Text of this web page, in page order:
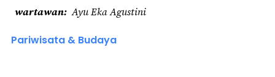
wartawan Ayu Eka Agustini
Pariwisata & Budaya